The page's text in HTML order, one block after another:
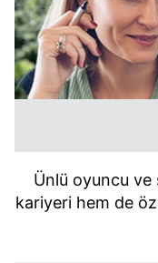
Ünlü oyuncu ve
kariyeri hem de